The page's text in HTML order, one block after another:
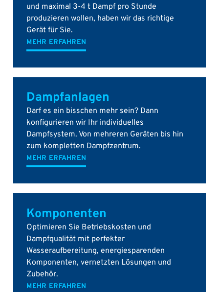
und maximal 3-4 t Dampf pro Stunde
produzieren wollen, haben wir das richtige
Gerät für Sie.
MEHR ERFAHREN
Dampfanlagen
Darf es ein bisschen mehr sein? Dann
konfigurieren wir Ihr individuelles
Dampfsystem. Von mehreren Geräten bis hin
zum kompletten Dampfzentrum.
MEHR ERFAHREN
Komponenten
Optimieren Sie Betriebskosten und
Dampfqualität mit perfekter
Wasseraufbereitung, energiesparenden
Komponenten, vernetzten Lösungen und
Zubehör.
MEHR ERFAHREN